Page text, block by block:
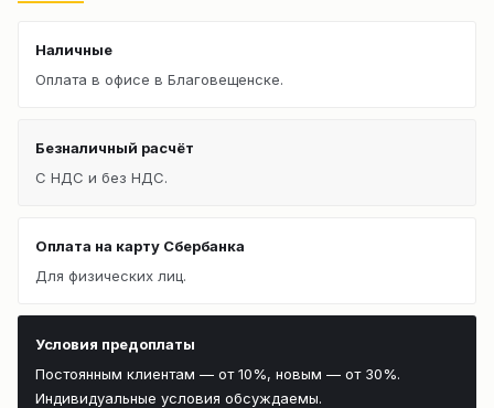
Наличные
Оплата в офисе в Благовещенске.
Безналичный расчёт
С НДС и без НДС.
Оплата на карту Сбербанка
Для физических лиц.
Условия предоплаты
Постоянным клиентам — от 10%, новым — от 30%.
Индивидуальные условия обсуждаемы.